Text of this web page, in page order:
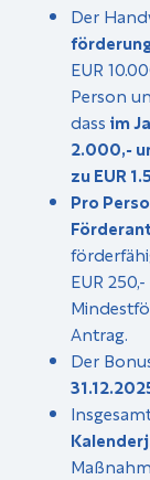
Der
EUR
Person
dass im
2.000,-
zu EUR
Pro
EUR
Antrag.
Der